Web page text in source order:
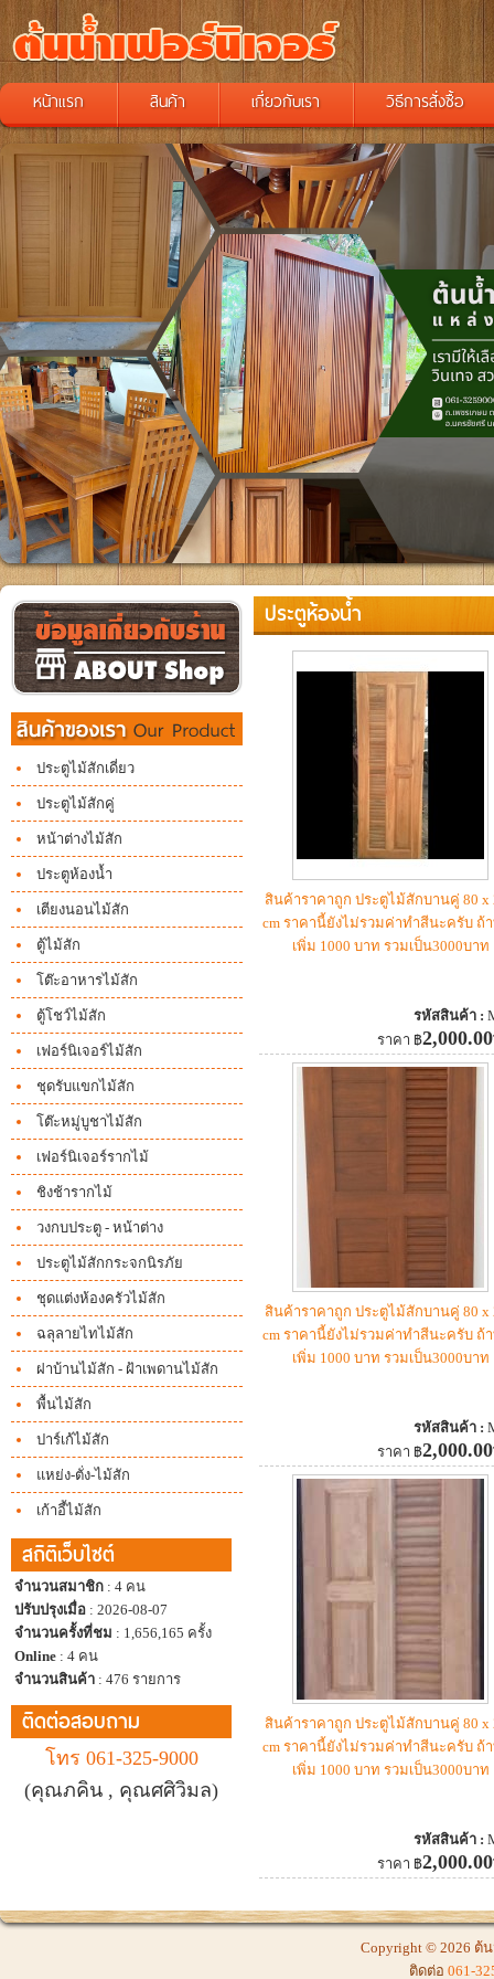
หน้าแรก สินค้า เกี่ยวกับเรา วิธีการสั่งซื้อ
ประตูไม้สักเดี่ยว
ประตูไม้สักคู่
หน้าต่างไม้สัก
ประตูห้องน้ำ
เตียงนอนไม้สัก
ตู้ไม้สัก
โต๊ะอาหารไม้สัก
ตู้โชว์ไม้สัก
เฟอร์นิเจอร์ไม้สัก
ชุดรับแขกไม้สัก
โต๊ะหมู่บูชาไม้สัก
เฟอร์นิเจอร์รากไม้
ชิงช้ารากไม้
วงกบประตู - หน้าต่าง
ประตูไม้สักกระจกนิรภัย
ชุดแต่งห้องครัวไม้สัก
ฉลุลายไทไม้สัก
ฝาบ้านไม้สัก - ฝ้าเพดานไม้สัก
พื้นไม้สัก
ปาร์เก้ไม้สัก
แหย่ง-ตั่ง-ไม้สัก
เก้าอี้ไม้สัก
สถิติเว็บไซต์
จำนวนสมาชิก : 4 คน
ปรับปรุงเมื่อ : 2026-08-07
จำนวนครั้งที่ชม : 1,656,165 ครั้ง
Online : 4 คน
จำนวนสินค้า : 476 รายการ
ติดต่อสอบถาม
โทร 061-325-9000
(คุณภคิน , คุณศศิวิมล)
ประตูห้องน้ำ
สินค้าราคาถูก ประตูไม้สักบานคู่ 80 x
cm ราคานี้ยังไม่รวมค่าทำสีนะครับ ถ้
เพิ่ม 1000 บาท รวมเป็น3000บาท
รหัสสินค้า :
ราคา ฿2,000.00
สินค้าราคาถูก ประตูไม้สักบานคู่ 80 x
cm ราคานี้ยังไม่รวมค่าทำสีนะครับ ถ้
เพิ่ม 1000 บาท รวมเป็น3000บาท
รหัสสินค้า :
ราคา ฿2,000.00
สินค้าราคาถูก ประตูไม้สักบานคู่ 80 x
cm ราคานี้ยังไม่รวมค่าทำสีนะครับ ถ้
เพิ่ม 1000 บาท รวมเป็น3000บาท
รหัสสินค้า :
ราคา ฿2,000.00
Copyright © 2026 ต้น
ติดต่อ 061-